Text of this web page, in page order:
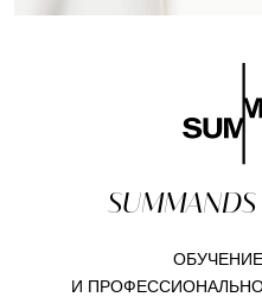
SUMMANDS
И